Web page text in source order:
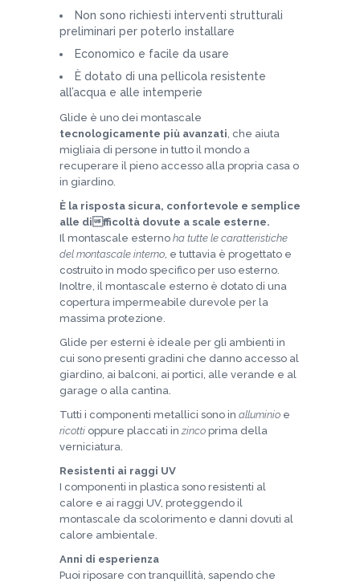
Non sono richiesti interventi strutturali
preliminari per poterlo installare
Economico e facile da usare
È dotato di una pellicola resistente
all’acqua e alle intemperie
Glide è uno dei montascale
tecnologicamente più avanzati , che aiuta
migliaia di persone in tutto il mondo a
recuperare il pieno accesso alla propria casa o
in giardino.
È la risposta sicura, confortevole e semplice
alle difficoltà dovute a scale esterne.
Il montascale esterno ha tutte le caratteristiche
del montascale interno , e tuttavia è progettato e
costruito in modo specifico per uso esterno.
Inoltre, il montascale esterno è dotato di una
copertura impermeabile durevole per la
massima protezione.
Glide per esterni è ideale per gli ambienti in
cui sono presenti gradini che danno accesso al
giardino, ai balconi, ai portici, alle verande e al
garage o alla cantina.
Tutti i componenti metallici sono in alluminio e
ricotti oppure placcati in zinco prima della
verniciatura.
Resistenti ai raggi UV
I componenti in plastica sono resistenti al
calore e ai raggi UV, proteggendo il
montascale da scolorimento e danni dovuti al
calore ambientale.
Anni di esperienza
Puoi riposare con tranquillità, sapendo che